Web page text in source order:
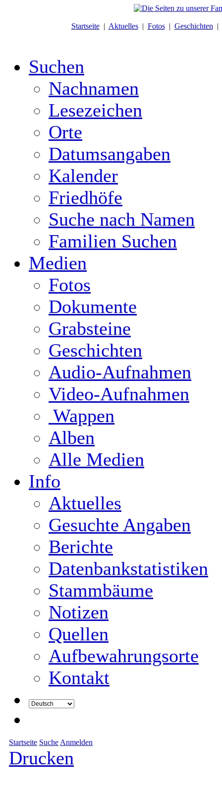
Startseite| Aktuelles| Fotos| Geschichten |
Suchen
Nachnamen
Lesezeichen
Orte
Datumsangaben
Kalender
Friedhöfe
Suche nach Namen
Familien Suchen
Medien
Fotos
Dokumente
Grabsteine
Geschichten
Audio-Aufnahmen
Video-Aufnahmen
Wappen
Alben
Alle Medien
Info
Aktuelles
Gesuchte Angaben
Berichte
Datenbankstatistiken
Stammbäume
Notizen
Quellen
Aufbewahrungsorte
Kontakt
Startseite Suche Anmelden
Drucken